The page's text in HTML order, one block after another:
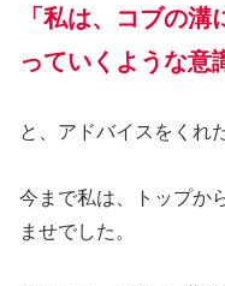
「 私は、コブの溝
っていくような意
と、アドバイスをくれ
今まで私は、トップか
ませでした。